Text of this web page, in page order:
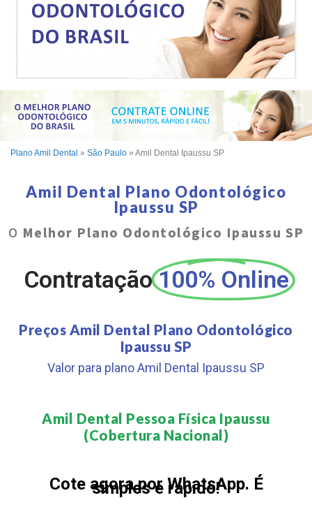
Plano Amil Dental » São Paulo » Amil Dental Ipaussu SP
Amil Dental Plano Odontológico
Ipaussu SP
O Melhor Plano Odontológico Ipaussu SP
Contratação 100% Online
Preços Amil Dental Plano Odontológico
Ipaussu SP
Valor para plano Amil Dental Ipaussu SP
Amil Dental Pessoa Física Ipaussu
(Cobertura Nacional)​
Cote agora por WhatsApp. É
simples e rápido!